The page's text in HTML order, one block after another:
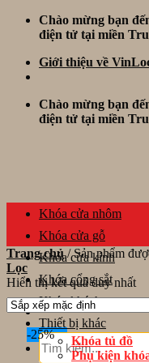
Skip
Chào mừng bạn
điện tử tại miền
Giới thiệu về
Chào mừng bạn
điện tử tại miền
Tìm
kiếm:
Khóa cửa nhôm
Khóa cửa gỗ
Khóa cửa kính
Khóa cổng sắt
Khóa khách sạn
Thiết bị khác
Khóa tủ đồ
Phụ kiện
Trang chủ /Sản phẩm
Lọc
Hiển thị kết quả duy nhất
-25%